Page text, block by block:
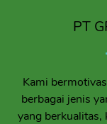
PT
Kami
berbagai jenis
yang berkualitas,